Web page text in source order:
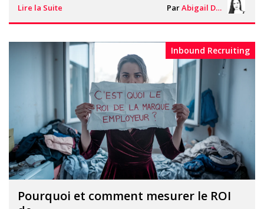
Lire la Suite Par Abigail Davies
Pourquoi et comment mesurer le ROI
Inbound Recruiting